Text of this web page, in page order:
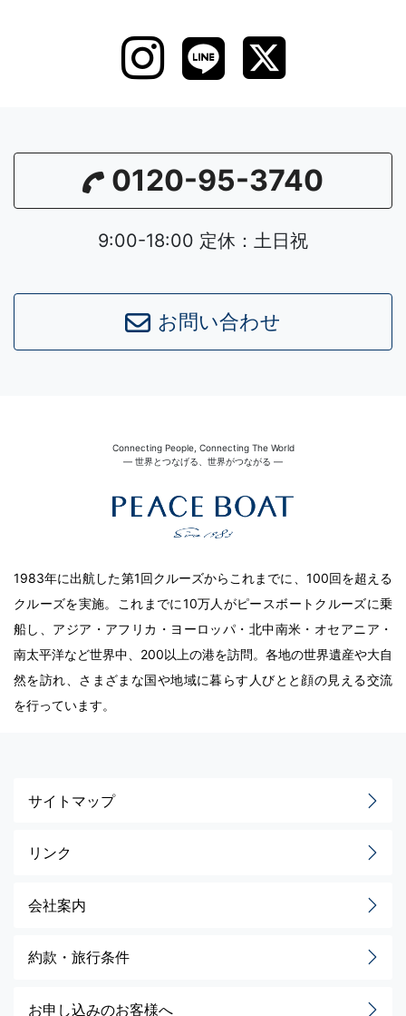
0120-95-3740
9:00-18:00 定休：土日祝
お問い合わせ
Connecting People, Connecting The World
― 世界とつなげる、世界がつながる ―
1983年に出航した第1回クルーズからこれまでに、100回を超える
クルーズを実施。これまでに10万人がピースボートクルーズに乗
船し、アジア・アフリカ・ヨーロッパ・北中南米・オセアニア・
南太平洋など世界中、200以上の港を訪問。各地の世界遺産や大自
然を訪れ、さまざまな国や地域に暮らす人びとと顔の見える交流
を行っています。
サイトマップ
リンク
会社案内
約款・旅行条件
お申し込みのお客様へ